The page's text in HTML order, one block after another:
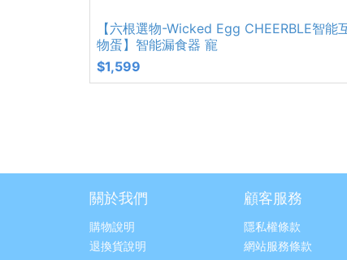
【六根選物-Wicked Egg CHEERBLE智能
物蛋】智能漏食器 寵
$1,599
關於我們
購物說明
退換貨說明
顧客服務
隱私權條款
網站服務條款